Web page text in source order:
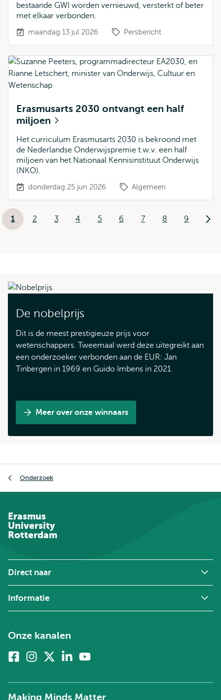
bestaande GWI worden vernieuwd, versterkt of beter
met elkaar verbonden.
maandag 13 jul 2026 Persbericht
Erasmusarts 2030 ontvangt een half
miljoen
Het curriculum Erasmusarts 2030 is bekroond met
de Nederlandse Onderwijspremie t.w.v. een half
miljoen van het Nationaal Kennisinstituut Onderwijs
(NKO).
donderdag 25 jun 2026 Algemeen
Paginering
Huidige
1
Pagina
2
Pagina
3
Pagina
4
Pagina
5
Pagina
6
Pagina
7
Pagina
8
Pagina
9
De nobelprijs
Dit is de meest prestigieuze prijs voor
wetenschappers. Tweemaal werd deze uitegreikt aan
een onderzoeker verbonden aan de EUR: Jan
Tinbergen in 1969 en Guido Imbens in 2021.
Meer over onze winnaars
Onderzoek
Erasmus
University
Rotterdam
Direct naar
Informatie
Onze kanalen
FacebookInstagram
twitter)
Linkedin
Making Minds Matter